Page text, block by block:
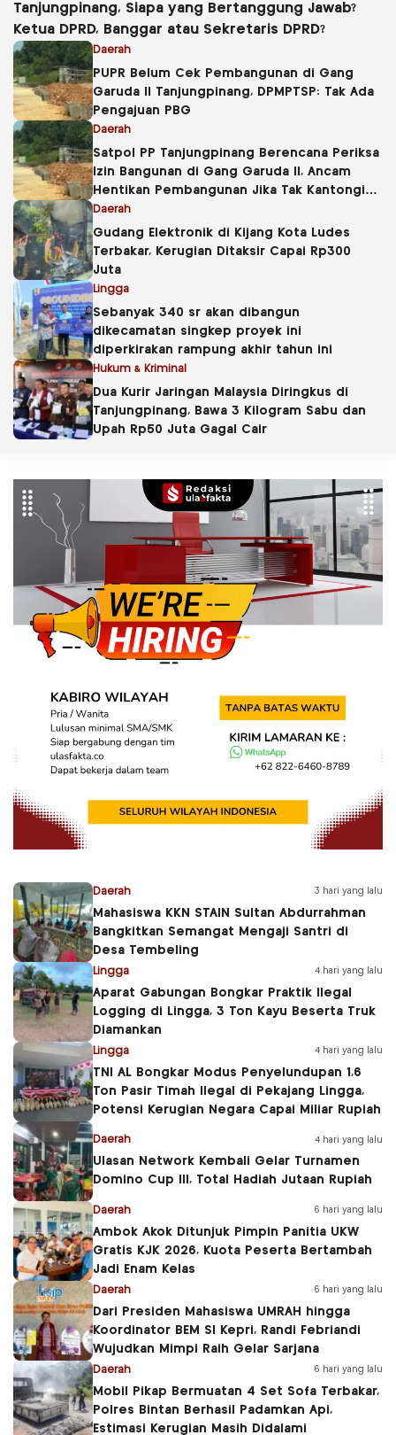
Tanjungpinang, Siapa yang Bertanggung Jawab?
Ketua DPRD, Banggar atau Sekretaris DPRD?
Daerah
PUPR Belum Cek Pembangunan di Gang
Garuda II Tanjungpinang, DPMPTSP: Tak Ada
Pengajuan PBG
Daerah
Satpol PP Tanjungpinang Berencana Periksa
Izin Bangunan di Gang Garuda II, Ancam
Hentikan Pembangunan Jika Tak Kantongi
PBG
Daerah
Gudang Elektronik di Kijang Kota Ludes
Terbakar, Kerugian Ditaksir Capai Rp300
Juta
Lingga
Sebanyak 340 sr akan dibangun
dikecamatan singkep proyek ini
diperkirakan rampung akhir tahun ini
Hukum & Kriminal
Dua Kurir Jaringan Malaysia Diringkus di
Tanjungpinang, Bawa 3 Kilogram Sabu dan
Upah Rp50 Juta Gagal Cair
Daerah 3 hari yang lalu
Mahasiswa KKN STAIN Sultan Abdurrahman
Bangkitkan Semangat Mengaji Santri di
Desa Tembeling
Lingga 4 hari yang lalu
Aparat Gabungan Bongkar Praktik Ilegal
Logging di Lingga, 3 Ton Kayu Beserta Truk
Diamankan
Lingga 4 hari yang lalu
TNI AL Bongkar Modus Penyelundupan 1,6
Ton Pasir Timah Ilegal di Pekajang Lingga,
Potensi Kerugian Negara Capai Miliar Rupiah
Daerah 4 hari yang lalu
Ulasan Network Kembali Gelar Turnamen
Domino Cup III, Total Hadiah Jutaan Rupiah
Daerah 6 hari yang lalu
Ambok Akok Ditunjuk Pimpin Panitia UKW
Gratis KJK 2026, Kuota Peserta Bertambah
Jadi Enam Kelas
Daerah 6 hari yang lalu
Dari Presiden Mahasiswa UMRAH hingga
Koordinator BEM SI Kepri, Randi Febriandi
Wujudkan Mimpi Raih Gelar Sarjana
Daerah 6 hari yang lalu
Mobil Pikap Bermuatan 4 Set Sofa Terbakar,
Polres Bintan Berhasil Padamkan Api,
Estimasi Kerugian Masih Didalami